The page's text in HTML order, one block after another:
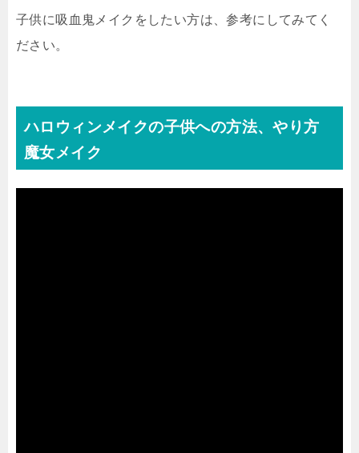
子供に吸血鬼メイクをしたい方は、参考にしてみてく
ださい。
ハロウィンメイクの子供への方法、やり方
魔女メイク